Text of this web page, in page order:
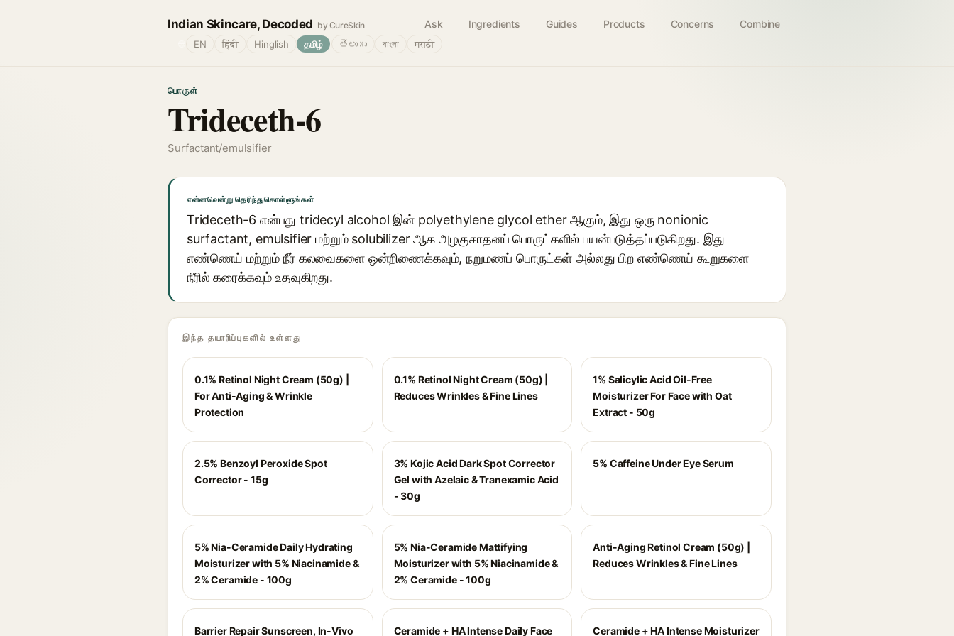
Indian Skincare, Decoded by CureSkin Ask Ingredients Guides Products Concerns Combine
EN हिंदी Hinglish தமிழ் తెలుగు বাংলা मराठी
பொருள்
Trideceth-6
Surfactant/emulsifier
என்னவென்று தெரிந்துகொள்ளுங்கள்
Trideceth-6 என்பது tridecyl alcohol இன் polyethylene glycol ether ஆகும், இது ஒரு nonionic
surfactant, emulsifier மற்றும் solubilizer ஆக அழகுசாதனப் பொருட்களில் பயன்படுத்தப்படுகிறது. இது
எண்ணெய் மற்றும் நீர் கலவைகளை ஒன்றிணைக்கவும், நறுமணப் பொருட்கள் அல்லது பிற எண்ணெய் கூறுகளை
நீரில் கரைக்கவும் உதவுகிறது.
இந்த தயாரிப்புகளில் உள்ளது
0.1% Retinol Night Cream (50g) |
For Anti-Aging & Wrinkle
Protection
0.1% Retinol Night Cream (50g) |
Reduces Wrinkles & Fine Lines
1% Salicylic Acid Oil-Free
Moisturizer For Face with Oat
Extract - 50g
2.5% Benzoyl Peroxide Spot
Corrector - 15g
3% Kojic Acid Dark Spot Corrector
Gel with Azelaic & Tranexamic Acid
- 30g
5% Caffeine Under Eye Serum
5% Nia-Ceramide Daily Hydrating
Moisturizer with 5% Niacinamide &
2% Ceramide - 100g
5% Nia-Ceramide Mattifying
Moisturizer with 5% Niacinamide &
2% Ceramide - 100g
Anti-Aging Retinol Cream (50g) |
Reduces Wrinkles & Fine Lines
Barrier Repair Sunscreen, In-Vivo Ceramide + HA Intense Daily Face Ceramide + HA Intense Moisturizer